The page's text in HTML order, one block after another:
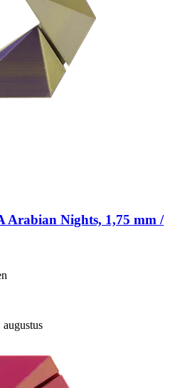
Arabian Nights, 1,75 mm /